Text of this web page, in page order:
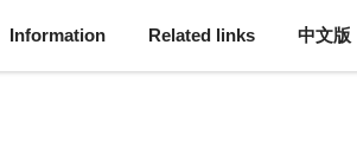
Information Related links 中文版